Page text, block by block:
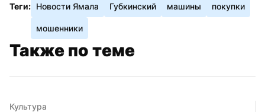
Теги: Новости Ямала Губкинский машины покупки
мошенники
Также по теме
Культура